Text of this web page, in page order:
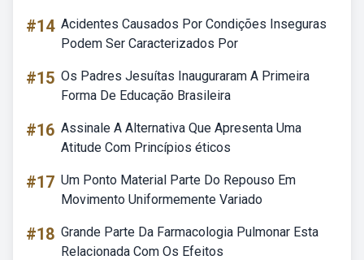
#14 Acidentes Causados Por Condições Inseguras
Podem Ser Caracterizados Por
#15 Os Padres Jesuítas Inauguraram A Primeira
Forma De Educação Brasileira
#16 Assinale A Alternativa Que Apresenta Uma
Atitude Com Princípios éticos
#17 Um Ponto Material Parte Do Repouso Em
Movimento Uniformemente Variado
#18 Grande Parte Da Farmacologia Pulmonar Esta
Relacionada Com Os Efeitos